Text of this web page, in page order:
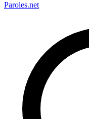
Paroles.net